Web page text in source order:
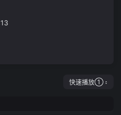
银行股还是大有作为的只要把
入如果没有一次性资金逐年
下逢低吃进逢高适当减仓
于亏损看看马上发行的20
到3.5%就已经让大家趋
道确实少之又少在股市可以
与科技园区还有无数充满故
市的血脉流淌着深圳的过去与
文化的深邃今天我去看看那些
这座城市独有的韵味与风情
它选用上好的黄牛肉再配上
而成这种馍吃起来面皮酥软
独提醒我们要多陪伴家人
快速播放①